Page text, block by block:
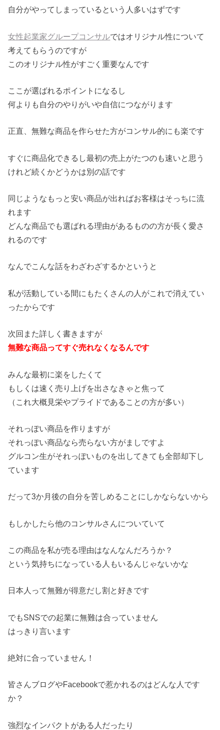
自分がやってしまっているという人多いはずです
女性起業家グループコンサルではオリジナル性について
考えてもらうのですが
このオリジナル性がすごく重要なんです
ここが選ばれるポイントになるし
何よりも自分のやりがいや自信につながります
正直、無難な商品を作らせた方がコンサル的にも楽です
すぐに商品化できるし最初の売上がたつのも速いと思う
けれど続くかどうかは別の話です
同じようなもっと安い商品が出ればお客様はそっちに流
れます
どんな商品でも選ばれる理由があるものの方が長く愛さ
れるのです
なんでこんな話をわざわざするかというと
私が活動している間にもたくさんの人がこれで消えてい
ったからです
次回また詳しく書きますが
無難な商品ってすぐ売れなくなるんです
みんな最初に楽をしたくて
もしくは速く売り上げを出さなきゃと焦って
（これ大概見栄やプライドであることの方が多い）
それっぽい商品を作りますが
それっぽい商品なら売らない方がましですよ
グルコン生がそれっぽいものを出してきても全部却下し
ています
だって3か月後の自分を苦しめることにしかならないから
もしかしたら他のコンサルさんについていて
この商品を私が売る理由はなんなんだろうか？
という気持ちになっている人もいるんじゃないかな
日本人って無難が得意だし割と好きです
でもSNSでの起業に無難は合っていません
はっきり言います
絶対に合っていません！
皆さんブログやFacebookで惹かれるのはどんな人です
か？
強烈なインパクトがある人だったり